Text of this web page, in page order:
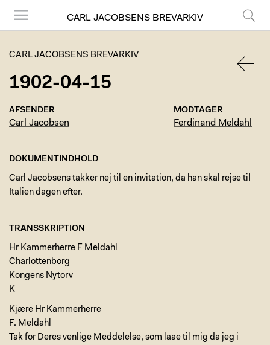
CARL JACOBSENS BREVARKIV
CARL JACOBSENS BREVARKIV
1902-04-15
AFSENDER
Carl Jacobsen
MODTAGER
Ferdinand Meldahl
DOKUMENTINDHOLD
Carl Jacobsens takker nej til en invitation, da han skal rejse til
Italien dagen efter.
TRANSSKRIPTION
Hr Kammerherre F Meldahl
Charlottenborg
Kongens Nytorv
K
Kjære Hr Kammerherre
F. Meldahl
Tak for Deres venlige Meddelelse, som laae til mig da jeg i